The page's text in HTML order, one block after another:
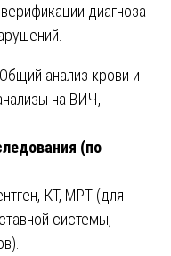
диагноза
Общий анализ крови и
на ВИЧ,
(по
КТ, МРТ (для
системы,